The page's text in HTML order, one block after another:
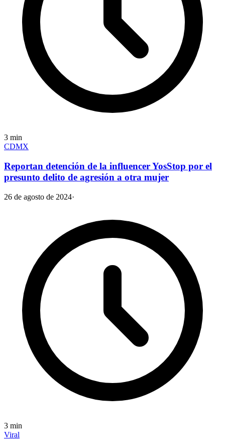
3 min
CDMX
Reportan detención de la influencer YosStop por el
presunto delito de agresión a otra mujer
26 de agosto de 2024·
3 min
Viral